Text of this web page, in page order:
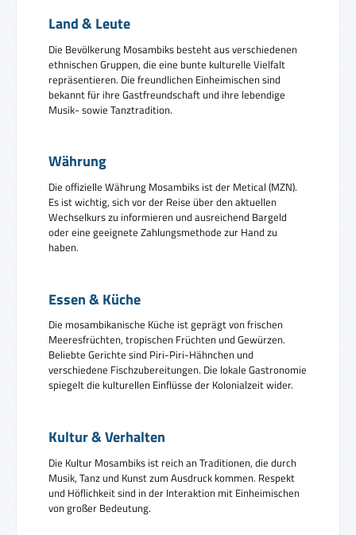
Land & Leute
Die Bevölkerung Mosambiks besteht aus verschiedenen
ethnischen Gruppen, die eine bunte kulturelle Vielfalt
repräsentieren. Die freundlichen Einheimischen sind
bekannt für ihre Gastfreundschaft und ihre lebendige
Musik- sowie Tanztradition.
Währung
Die offizielle Währung Mosambiks ist der Metical (MZN).
Es ist wichtig, sich vor der Reise über den aktuellen
Wechselkurs zu informieren und ausreichend Bargeld
oder eine geeignete Zahlungsmethode zur Hand zu
haben.
Essen & Küche
Die mosambikanische Küche ist geprägt von frischen
Meeresfrüchten, tropischen Früchten und Gewürzen.
Beliebte Gerichte sind Piri-Piri-Hähnchen und
verschiedene Fischzubereitungen. Die lokale Gastronomie
spiegelt die kulturellen Einflüsse der Kolonialzeit wider.
Kultur & Verhalten
Die Kultur Mosambiks ist reich an Traditionen, die durch
Musik, Tanz und Kunst zum Ausdruck kommen. Respekt
und Höflichkeit sind in der Interaktion mit Einheimischen
von großer Bedeutung.